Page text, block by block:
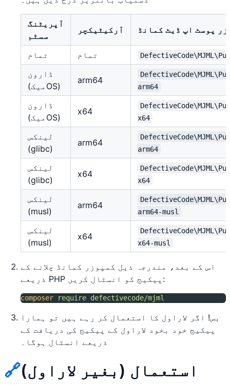
آپریٹنگ
سسٹم
آرکیٹیکچر پوسٹ اپ ڈیٹ کمانڈ
تمام تمام
ڈارون
(میکOS)
arm64
arm64
ڈارون
(میکOS)
x64
x64
لینکس
(glibc)
arm64
arm64
لینکس
(glibc)
x64
x64
لینکس
(musl)
arm64
arm64-musl
لینکس
(musl)
x64
x64-musl
اس کے بعد، مندرجہ ذیل کمپوزر کمانڈ چلانے کے
ذریعے PHP پیکیج کو انسٹال کریں:
composer require defectivecode/mjml
بس! اگر لاراول کا استعمال کر رہے ہیں تو ہمارا
پیکیج خود بخود لاراول کے پیکیج کی دریافت کے
ذریعے انسٹال ہوگا۔
🔗استعمال (بغیر لاراول)